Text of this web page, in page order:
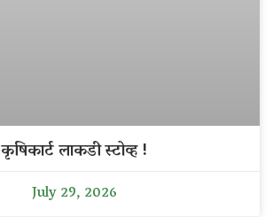
कृषिकार्ट लाकडी स्टोव्ह !
July 29, 2026